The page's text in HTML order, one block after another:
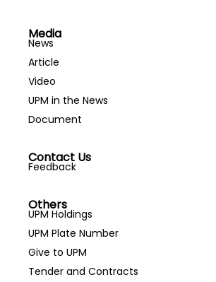
Media
News
Article
Video
UPM in the News
Document
Contact Us
Feedback
Others
UPM Holdings
UPM Plate Number
Give to UPM
Tender and Contracts